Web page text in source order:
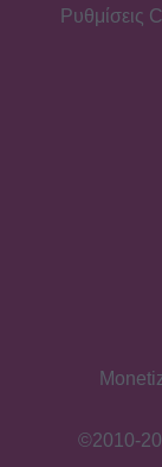
Ρυθμίσεις
©2010-